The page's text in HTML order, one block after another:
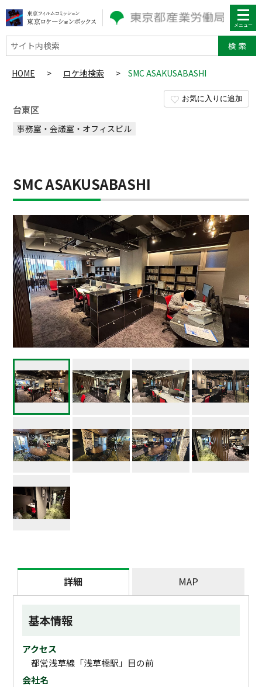
サイト内検索
HOME > ロケ地検索 > SMC ASAKUSABASHI
お気に入りに追加
台東区
事務室・会議室・オフィスビル
SMC ASAKUSABASHI
詳細 MAP
基本情報
アクセス
都営浅草線「浅草橋駅」目の前
会社名